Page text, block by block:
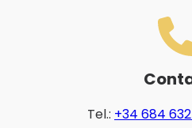
Tel.: +34 684